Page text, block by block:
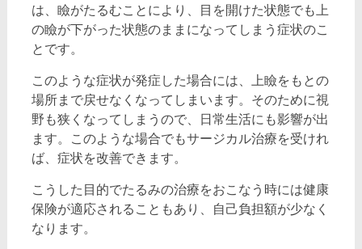
は、瞼がたるむことにより、目を開けた状態でも上
の瞼が下がった状態のままになってしまう症状のこ
とです。
このような症状が発症した場合には、上瞼をもとの
場所まで戻せなくなってしまいます。そのために視
野も狭くなってしまうので、日常生活にも影響が出
ます。このような場合でもサージカル治療を受けれ
ば、症状を改善できます。
こうした目的でたるみの治療をおこなう時には健康
保険が適応されることもあり、自己負担額が少なく
なります。